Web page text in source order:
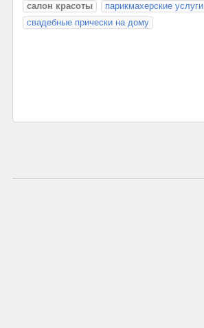
салон красоты парикмахерские услуги
свадебные прически на дому